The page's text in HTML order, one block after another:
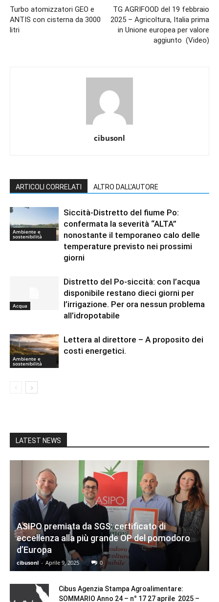
Turbo atomizzatori GEO e
ANTIS con cisterna da 3000
litri
TG AGRIFOOD del 19 febbraio
2025 – Agricoltura, Italia prima
in Unione europea per valore
aggiunto (Video)
cibusonl
ARTICOLI CORRELATI ALTRO DALL'AUTORE
Ambiente e
sostenibilità
Siccità-Distretto del fiume Po:
confermata la severità “ALTA”
nonostante il temporaneo calo delle
temperature previsto nei prossimi
giorni
Acqua
Distretto del Po-siccità: con l’acqua
disponibile restano dieci giorni per
l’irrigazione. Per ora nessun problema
all’idropotabile
Ambiente e
sostenibilità
Lettera al direttore – A proposito dei
costi energetici.
LATEST NEWS
ASIPO premiata da SGS: certificato di
eccellenza alla più grande OP del pomodoro
d’Europa
cibusonl - Aprile 9, 2025 0
Cibus Agenzia Stampa Agroalimentare:
SOMMARIO Anno 24 – n° 17 27 aprile 2025 –